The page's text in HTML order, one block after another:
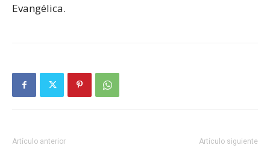
Evangélica.
Artículo anterior Artículo siguiente